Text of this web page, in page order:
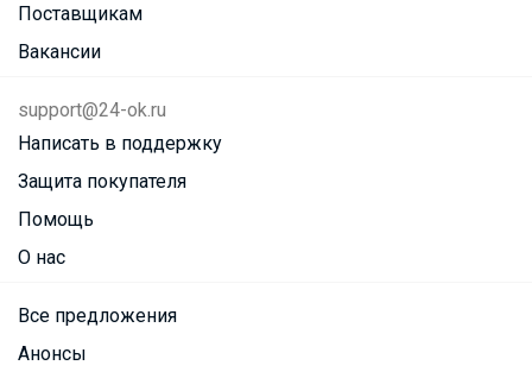
Поставщикам
Вакансии
support@24-ok.ru
Написать в поддержку
Защита покупателя
Помощь
О нас
Все предложения
Анонсы